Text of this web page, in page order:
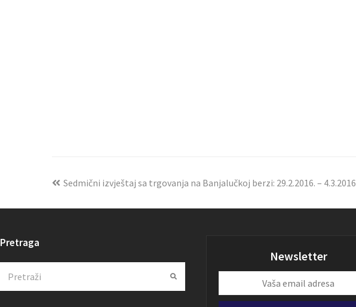
Sedmični izvještaj sa trgovanja na Banjalučkoj berzi: 29.2.2016. – 4.3.2016
Pretraga
Submit
Newsletter
email